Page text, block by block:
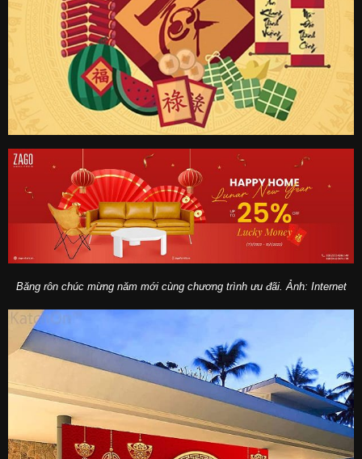
Băng rôn chúc mừng năm mới cùng chương trình ưu đãi. Ảnh: Internet